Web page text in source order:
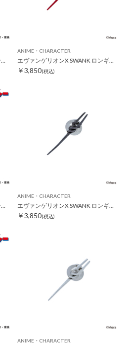
ゴレンジャーX SWANKマスクピンズ ミドレンジャー
ANIME・CHARACTER
エヴァンゲリオンX SWANK ロンギヌスの槍ピンズ レッド
￥3,850(税込)
ANIME・CHARACTER
エヴァンゲリオンX SWANK ロンギヌスの槍ピンズ ブラック
￥3,850(税込)
ANIME・CHARACTER